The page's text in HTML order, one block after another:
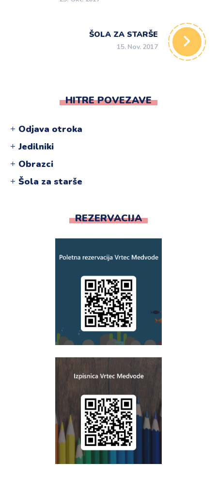
ŠOLA ZA STARŠE
15. Nov. 2017
HITRE POVEZAVE
Odjava otroka
Jedilniki
Obrazci
Šola za starše
REZERVACIJA